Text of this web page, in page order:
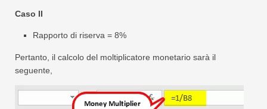
Caso II
Rapporto di riserva = 8%
Pertanto, il calcolo del moltiplicatore monetario sarà il
seguente,